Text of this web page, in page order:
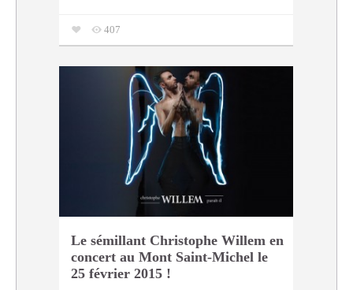
407
Le sémillant Christophe Willem en
concert au Mont Saint-Michel le
25 février 2015 !